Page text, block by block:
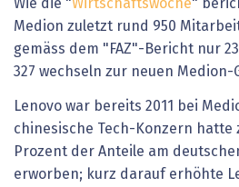
Wie die "Wirtschaftswoche"
Medion zuletzt rund 950
gemäss dem "FAZ"-Bericht nur
327 wechseln zur neuen Medion-
Lenovo war bereits 2011 bei
chinesische Tech-Konzern hatte
Prozent der Anteile am
erworben; kurz darauf erhöhte